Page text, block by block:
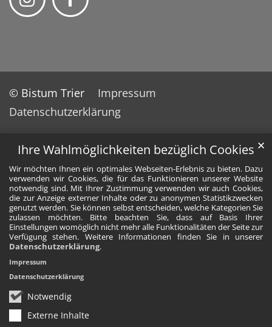
Ihre Wahlmöglichkeiten bezüglich Cookies
Wir möchten Ihnen ein optimales Webseiten-Erlebnis zu bieten. Dazu
verwenden wir Cookies, die für das Funktionieren unserer Website
notwendig sind. Mit Ihrer Zustimmung verwenden wir auch Cookies,
die zur Anzeige externer Inhalte oder zu anonymen Statistikzwecken
genutzt werden. Sie können selbst entscheiden, welche Kategorien Sie
zulassen möchten. Bitte beachten Sie, dass auf Basis Ihrer
Einstellungen womöglich nicht mehr alle Funktionalitäten der Seite zur
Verfügung stehen. Weitere Informationen finden Sie in unserer
Datenschutzerklärung.
Notwendig
Externe Inhalte
✕
Impressum
Datenschutzerklärung
© Bistum Trier
Impressum
Datenschutzerklärung